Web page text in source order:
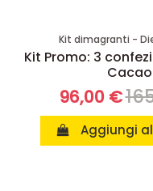
Kit dimagranti -
Kit Promo: 3
Cacao
96,00 €
Aggiungi